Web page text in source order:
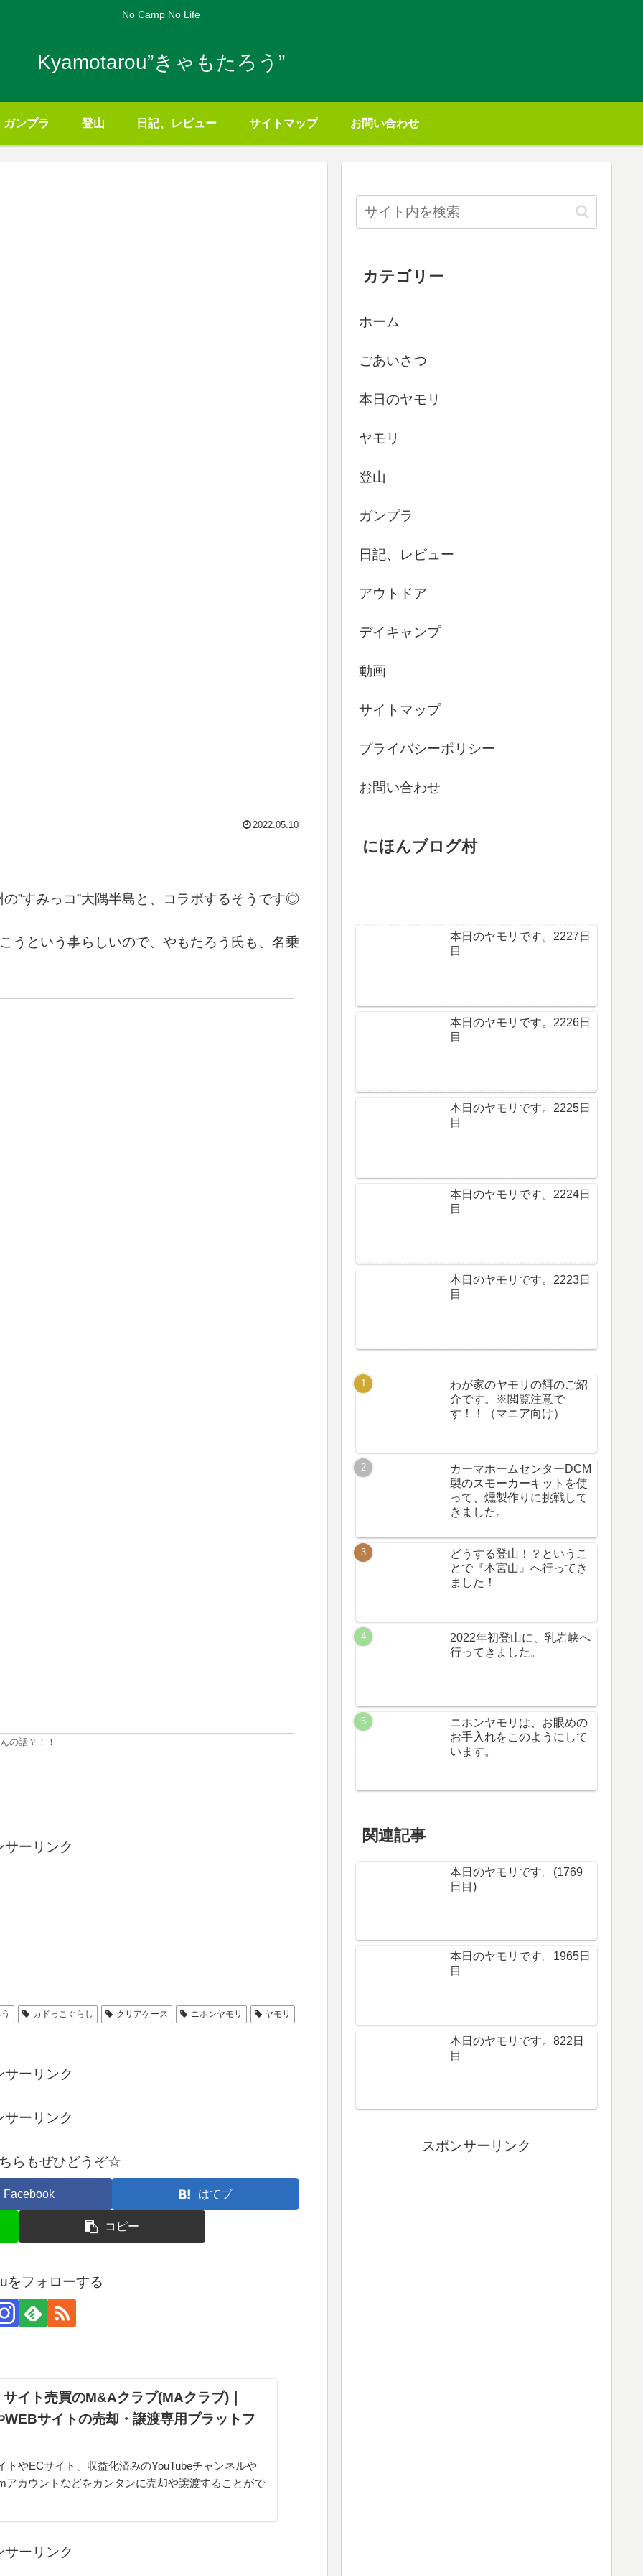
No Camp No Life
Kyamotarou”きゃもたろう”
ガンプラ 登山 日記、レビュー サイトマップ お問い合わせ
2022.05.10
”すみっコ”大隅半島と、コラボするそうです◎
うという事らしいので、やもたろう氏も、名乗
の話？！！
サーリンク
カドっこぐらし クリアケース ニホンヤモリ ヤモリ
サーリンク
サーリンク
らもぜひどうぞ☆
Facebook はてブ
コピー
をフォローする
イト売買のM&Aクラブ(MAクラブ)｜
サイトの売却・譲渡専用プラットフ
トやECサイト、収益化済みのYouTubeチャンネルや
アカウントなどをカンタンに売却や譲渡することがで
サーリンク
カテゴリー
ホーム
ごあいさつ
本日のヤモリ
ヤモリ
登山
ガンプラ
日記、レビュー
アウトドア
デイキャンプ
動画
サイトマップ
プライバシーポリシー
お問い合わせ
にほんブログ村
本日のヤモリです。2227日
目
本日のヤモリです。2226日
目
本日のヤモリです。2225日
目
本日のヤモリです。2224日
目
本日のヤモリです。2223日
目
わが家のヤモリの餌のご紹
介です。※閲覧注意で
す！！（マニア向け）
カーマホームセンターDCM
製のスモーカーキットを使
って、燻製作りに挑戦して
きました。
どうする登山！？というこ
とで『本宮山』へ行ってき
ました！
2022年初登山に、乳岩峡へ
行ってきました。
ニホンヤモリは、お眼めの
お手入れをこのようにして
います。
関連記事
本日のヤモリです。(1769
日目)
本日のヤモリです。1965日
目
本日のヤモリです。822日
目
スポンサーリンク